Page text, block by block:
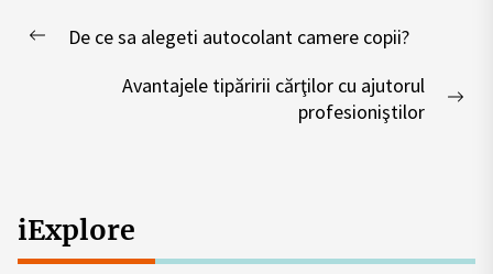
navigation
PreviousDe ce sa alegeti autocolant camere copii?
Avantajele tipăririi cărţilor cu ajutorul
profesioniştilor
iExplore